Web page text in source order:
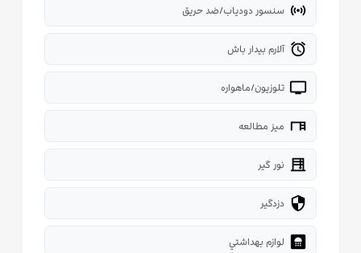
sensors سنسور دودیاب/ضد حریق
alarm آلارم بیدار باش
tv تلوزیون/ماهواره
desk میز مطالعه
blinds نور گیر
security دزدگیر
bathroom لوازم بهداشتي